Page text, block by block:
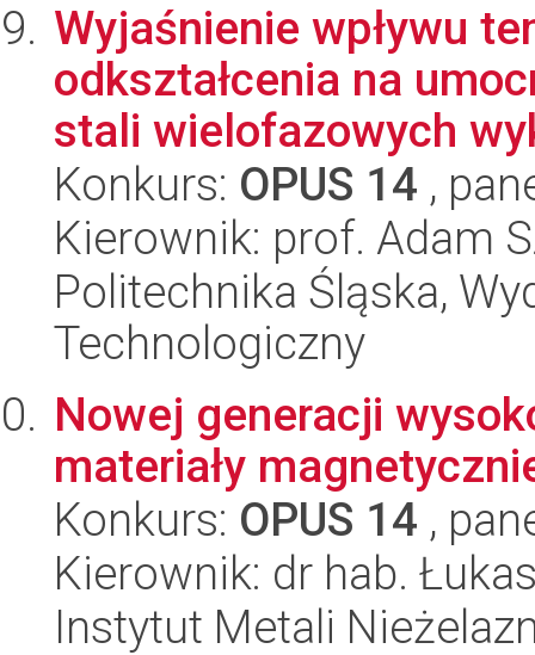
Wyjaśnienie wpływu
odkształcenia na
stali wielofazowych
Konkurs: OPUS 14 ,
Kierownik: prof. Adam
Politechnika Śląska,
Technologiczny
Nowej generacji
materiały
Konkurs: OPUS 14 ,
Kierownik: dr hab.
Instytut Metali